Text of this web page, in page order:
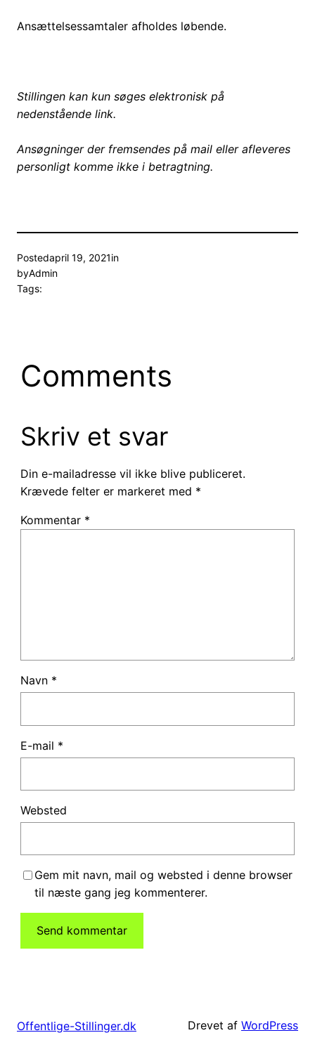
Ansættelsessamtaler afholdes løbende.
Stillingen kan kun søges elektronisk på
nedenstående link.
Ansøgninger der fremsendes på mail eller afleveres
personligt komme ikke i betragtning.
Postedapril 19, 2021in
byAdmin
Tags:
Comments
Skriv et svar
Din e-mailadresse vil ikke blive publiceret.
Krævede felter er markeret med *
Kommentar *
Navn *
E-mail *
Websted
Gem mit navn, mail og websted i denne browser
til næste gang jeg kommenterer.
Offentlige-Stillinger.dk Drevet af WordPress